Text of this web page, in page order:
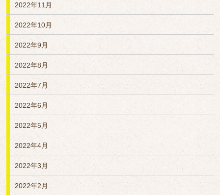
2022年11月
2022年10月
2022年9月
2022年8月
2022年7月
2022年6月
2022年5月
2022年4月
2022年3月
2022年2月